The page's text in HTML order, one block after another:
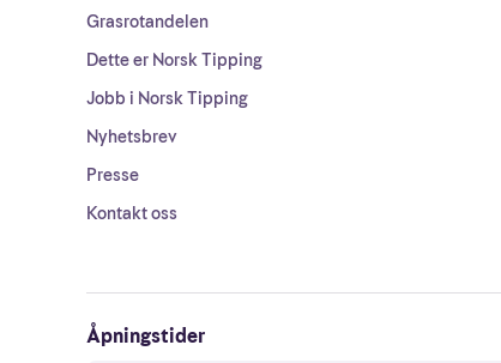
Grasrotandelen
Dette er Norsk Tipping
Jobb i Norsk Tipping
Nyhetsbrev
Presse
Kontakt oss
Åpningstider